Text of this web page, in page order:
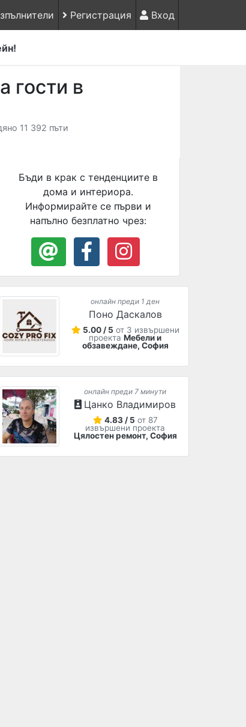
Регистрация Вход
гости в
11 392 пъти
Бъди в крак с тенденциите в
дома и интериора.
Информирайте се първи и
напълно безплатно чрез:
онлайн преди 1 ден
Поно Даскалов
5.00 / 5 от 3 извършени
проектаМебели и
обзавеждане, София
онлайн преди 7 минути
Цанко Владимиров
4.83 / 5 от 87
извършени проекта
Цялостен ремонт, София